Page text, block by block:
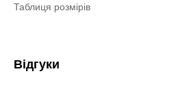
Таблиця розмірів
Відгуки